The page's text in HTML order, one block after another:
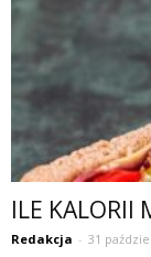
ILE KALORII
Redakcja - 31